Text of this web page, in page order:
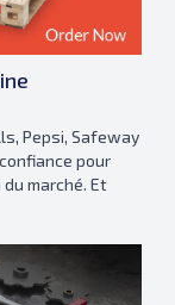
Pepsi, Safeway
pour
marché. Et